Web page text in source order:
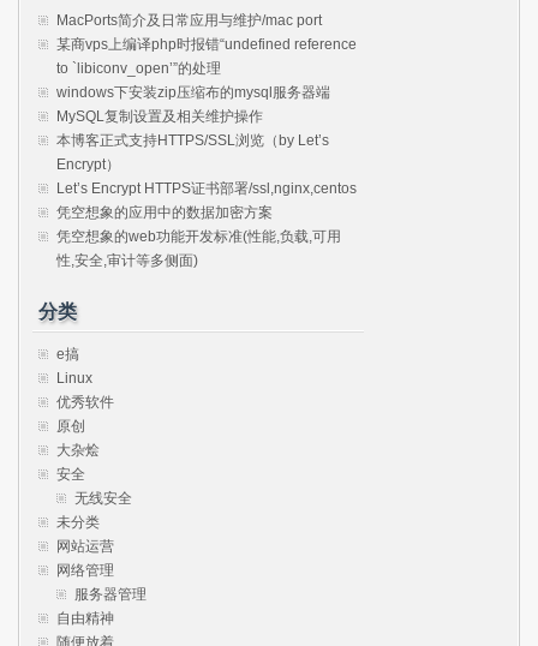
MacPorts简介及日常应用与维护/mac port
某商vps上编译php时报错“undefined reference
to `libiconv_open’”的处理
windows下安装zip压缩布的mysql服务器端
MySQL复制设置及相关维护操作
本博客正式支持HTTPS/SSL浏览（by Let’s
Encrypt）
Let’s Encrypt HTTPS证书部署/ssl,nginx,centos
凭空想象的应用中的数据加密方案
凭空想象的web功能开发标准(性能,负载,可用
性,安全,审计等多侧面)
分类
e搞
Linux
优秀软件
原创
大杂烩
安全
无线安全
未分类
网站运营
网络管理
服务器管理
自由精神
随便放着